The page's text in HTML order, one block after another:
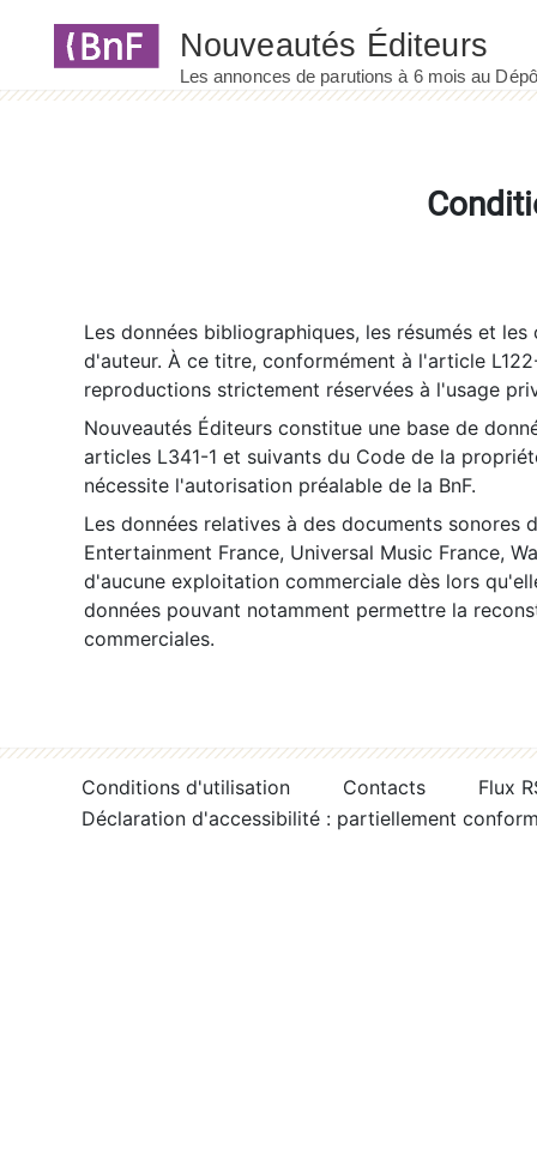
Les données bibliographiques, les résumés et
d'auteur. À ce titre, conformément à l'article
reproductions strictement réservées à l'usage
Nouveautés Éditeurs constitue une base de
articles L341-1 et suivants du Code de la
nécessite l'autorisation préalable de la BnF.
Les données relatives à des documents sonores
Entertainment France, Universal Music France,
d'aucune exploitation commerciale dès lors
données pouvant notamment permettre la
commerciales.
Conditions d'utilisation Contacts
Flux
Déclaration d'accessibilité : partiellement